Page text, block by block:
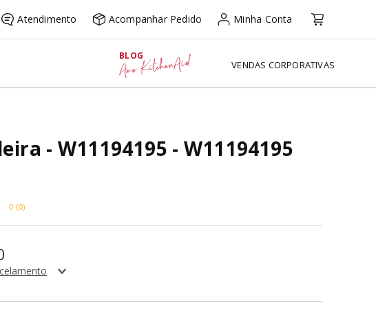
Atendimento Acompanhar Pedido Minha Conta
BLOG
Amo KitchenAid VENDAS CORPORATIVAS
- W11194195 - W11194195
0 (0)